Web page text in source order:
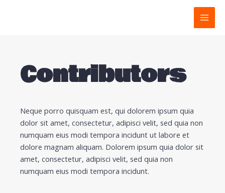
Contributors
Neque porro quisquam est, qui dolorem ipsum quia
dolor sit amet, consectetur, adipisci velit, sed quia non
numquam eius modi tempora incidunt ut labore et
dolore magnam aliquam. Dolorem ipsum quia dolor sit
amet, consectetur, adipisci velit, sed quia non
numquam eius modi tempora incidunt.